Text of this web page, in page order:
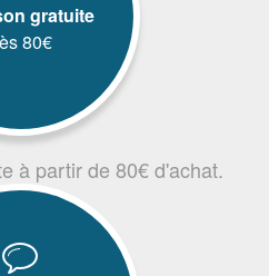
gratuite
80€
à partir de 80€ d'achat.